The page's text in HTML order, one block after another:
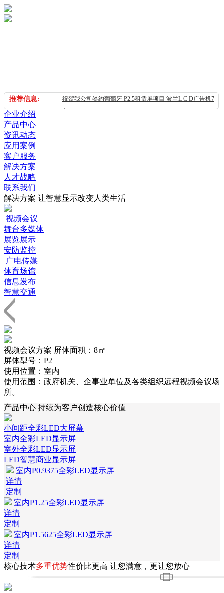
推荐信息:
祝贺我公司签约葡萄牙 P2.5租赁屏项目 波兰L C D广告机7
台
LED显示屏合同
企业介绍
产品中心
资讯动态
应用案例
客户服务
解决方案
人才战略
联系我们
解决方案 让智慧显示改变人类生活
视频会议
舞台多媒体
展览展示
安防监控
广电传媒
体育场馆
信息发布
智慧交通
视频会议方案 屏体面积：8㎡
屏体型号：P2
使用位置：室内
使用范围：政府机关、企事业单位及各类组织远程视频会议场
所。
产品中心 持续为客户创造核心价值
小间距全彩LED大屏幕
室内全彩LED显示屏
室外全彩LED显示屏
LED智慧商业显示屏
室内P0.9375全彩LED显示屏
详情
定制
室内P1.25全彩LED显示屏
详情
定制
室内P1.5625全彩LED显示屏
详情
定制
核心技术多重优势性价比更高 让您满意，更让您放心